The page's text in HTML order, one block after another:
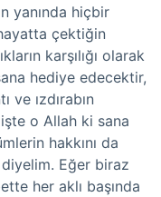
yanında hiçbir
çektiğin
karşılığı olarak
hediye edecektir,
ve ızdırabın
o Allah ki sana
hakkını da
diyelim. Eğer biraz
her aklı başında